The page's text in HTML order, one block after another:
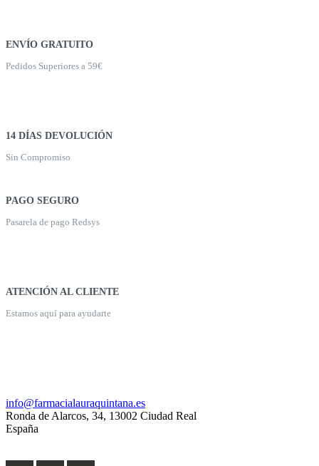
ENVÍO GRATUITO
Pedidos Superiores a 59€
14 DÍAS DEVOLUCIÓN
Sin Compromiso
PAGO SEGURO
Pasarela de pago Redsys
ATENCIÓN AL CLIENTE
Estamos aquí para ayudarte
info@farmacialauraquintana.es
Ronda de Alarcos, 34, 13002 Ciudad Real
España